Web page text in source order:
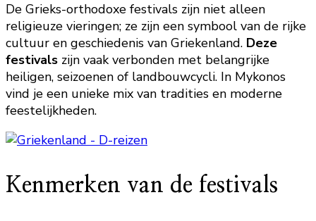
De Grieks-orthodoxe festivals zijn niet alleen
religieuze vieringen; ze zijn een symbool van de rijke
cultuur en geschiedenis van Griekenland. Deze
festivals zijn vaak verbonden met belangrijke
heiligen, seizoenen of landbouwcycli. In Mykonos
vind je een unieke mix van tradities en moderne
feestelijkheden.
Kenmerken van de festivals